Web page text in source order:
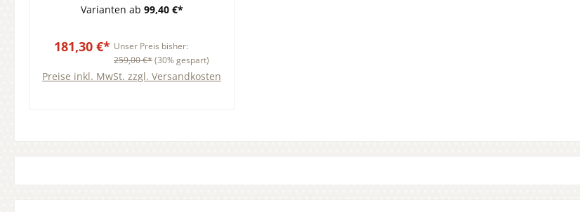
trockenes, angenehmes
Varianten ab 99,40 €*
181,30 €* Unser Preis bisher:
259,00 €*(30% gespart)
Preise inkl. MwSt. zzgl. Versandkosten